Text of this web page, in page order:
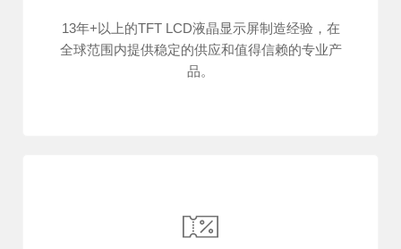
13年+以上的TFT LCD液晶显示屏制造经验，在
全球范围内提供稳定的供应和值得信赖的专业产
品。